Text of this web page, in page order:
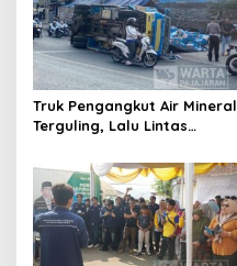
Truk Pengangkut Air Mineral
Terguling, Lalu Lintas
Memadat